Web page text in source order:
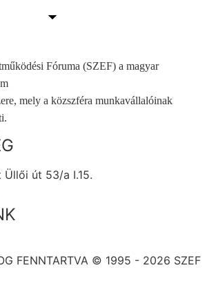
Fóruma (SZEF) a magyar
mely a közszféra munkavállalóinak
Üllői út 53/a I.15.
FENNTARTVA © 1995 - 2026 SZEF